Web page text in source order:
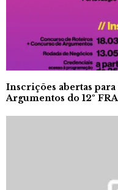
Inscrições abertas
Argumentos do 12º